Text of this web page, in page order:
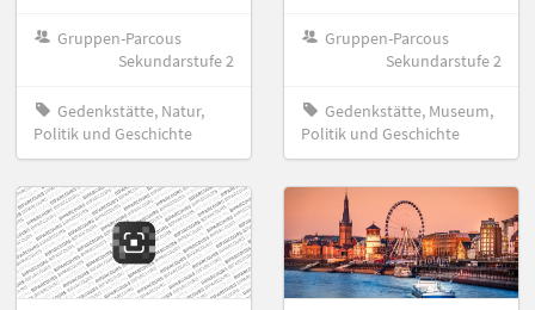
Gruppen-Parcous
Sekundarstufe 2
Gedenkstätte, Natur,
Politik und Geschichte
Gruppen-Parcous
Sekundarstufe 2
Gedenkstätte, Museum,
Politik und Geschichte